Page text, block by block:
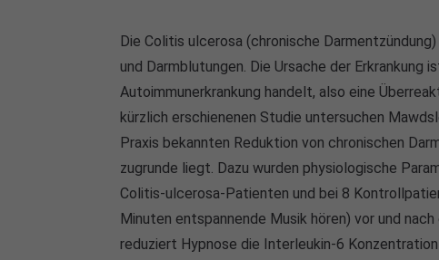
Die Colitis ulcerosa (chronische
und Darmblutungen. Die Ursache der Erkrankung
Autoimmunerkrankung handelt, also eine
kürzlich erschienenen Studie untersuchen
Praxis bekannten Reduktion von chronischen
zugrunde liegt. Dazu wurden physiologische
Colitis-ulcerosa-Patienten und bei 8
Minuten entspannende Musik hören) vor und
reduziert Hypnose die Interleukin-6